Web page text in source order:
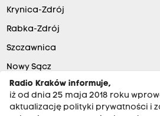
Krynica-Zdrój
Rabka-Zdrój
Szczawnica
Nowy Sącz
Radio Kraków informuje,
iż od dnia 25 maja 2018 roku
aktualizację polityki prywatności i